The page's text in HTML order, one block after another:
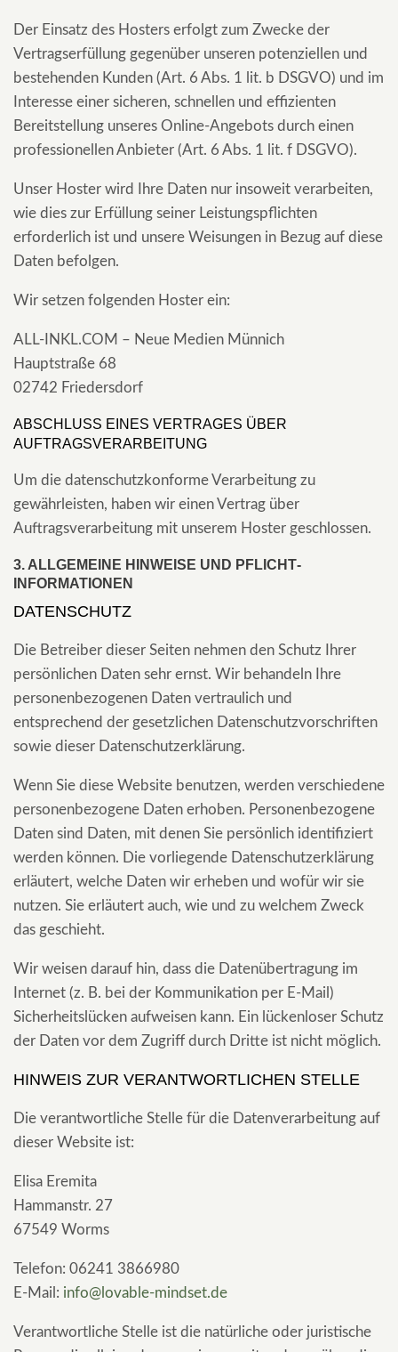
Der Einsatz des Hosters erfolgt zum Zwecke der
Vertragserfüllung gegenüber unseren potenziellen und
bestehenden Kunden (Art. 6 Abs. 1 lit. b DSGVO) und im
Interesse einer sicheren, schnellen und effizienten
Bereitstellung unseres Online-Angebots durch einen
professionellen Anbieter (Art. 6 Abs. 1 lit. f DSGVO).
Unser Hoster wird Ihre Daten nur insoweit verarbeiten,
wie dies zur Erfüllung seiner Leistungspflichten
erforderlich ist und unsere Weisungen in Bezug auf diese
Daten befolgen.
Wir setzen folgenden Hoster ein:
ALL-INKL.COM – Neue Medien Münnich
Hauptstraße 68
02742 Friedersdorf
ABSCHLUSS EINES VERTRAGES ÜBER
AUFTRAGSVERARBEITUNG
Um die datenschutzkonforme Verarbeitung zu
gewährleisten, haben wir einen Vertrag über
Auftragsverarbeitung mit unserem Hoster geschlossen.
3. ALLGEMEINE HINWEISE UND PFLICHT­
INFORMATIONEN
DATENSCHUTZ
Die Betreiber dieser Seiten nehmen den Schutz Ihrer
persönlichen Daten sehr ernst. Wir behandeln Ihre
personenbezogenen Daten vertraulich und
entsprechend der gesetzlichen Datenschutzvorschriften
sowie dieser Datenschutzerklärung.
Wenn Sie diese Website benutzen, werden verschiedene
personenbezogene Daten erhoben. Personenbezogene
Daten sind Daten, mit denen Sie persönlich identifiziert
werden können. Die vorliegende Datenschutzerklärung
erläutert, welche Daten wir erheben und wofür wir sie
nutzen. Sie erläutert auch, wie und zu welchem Zweck
das geschieht.
Wir weisen darauf hin, dass die Datenübertragung im
Internet (z. B. bei der Kommunikation per E-Mail)
Sicherheitslücken aufweisen kann. Ein lückenloser Schutz
der Daten vor dem Zugriff durch Dritte ist nicht möglich.
HINWEIS ZUR VERANTWORTLICHEN STELLE
Die verantwortliche Stelle für die Datenverarbeitung auf
dieser Website ist:
Elisa Eremita
Hammanstr. 27
67549 Worms
Telefon: 06241 3866980
E-Mail: info@lovable-mindset.de
Verantwortliche Stelle ist die natürliche oder juristische